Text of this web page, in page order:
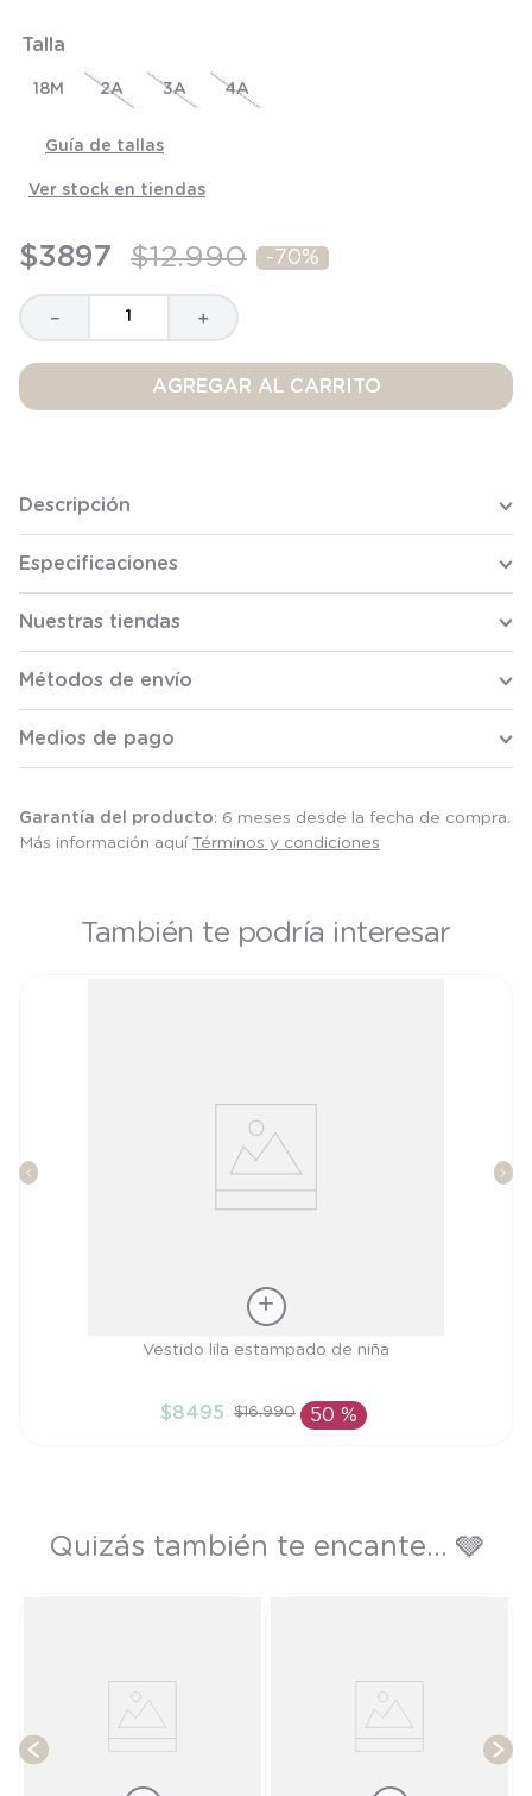
Talla
18M 2A 3A 4A
Guía de tallas
Ver stock en tiendas
$3897 $12.990 - 70%
＋
－
AGREGAR AL CARRITO
Descripción
Especificaciones
Nuestras tiendas
Métodos de envío
Medios de pago
Garantía del producto: 6 meses desde la fecha de compra.
Más información aquí Términos y condiciones
También te podría interesar
AÑADIR AL CARRITO
Vestido lila estampado de niña
$8495 $16.990 50 %
Quizás también te encante... 🩶
7.
8.
saco dormir
saco